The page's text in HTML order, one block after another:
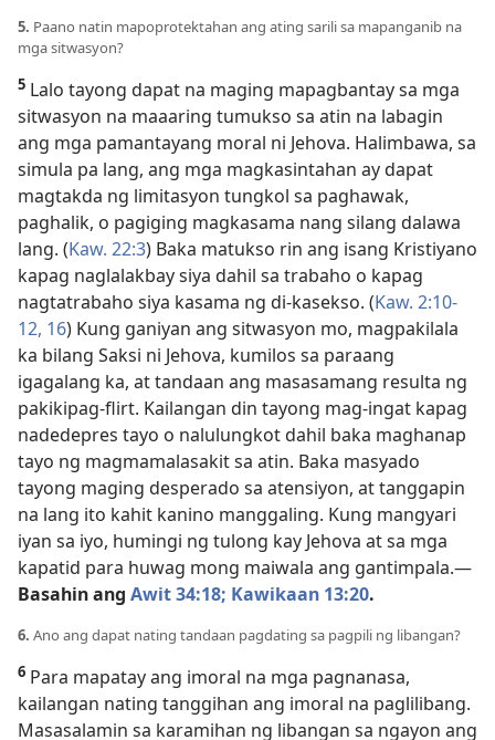
5. Paano natin mapoprotektahan ang ating sarili sa mapanganib na
mga sitwasyon?
5 Lalo tayong dapat na maging mapagbantay sa mga
sitwasyon na maaaring tumukso sa atin na labagin
ang mga pamantayang moral ni Jehova. Halimbawa, sa
simula pa lang, ang mga magkasintahan ay dapat
magtakda ng limitasyon tungkol sa paghawak,
paghalik, o pagiging magkasama nang silang dalawa
lang. (Kaw. 22:3) Baka matukso rin ang isang Kristiyano
kapag naglalakbay siya dahil sa trabaho o kapag
nagtatrabaho siya kasama ng di-kasekso. (Kaw. 2:10-
12, 16) Kung ganiyan ang sitwasyon mo, magpakilala
ka bilang Saksi ni Jehova, kumilos sa paraang
igagalang ka, at tandaan ang masasamang resulta ng
pakikipag-flirt. Kailangan din tayong mag-ingat kapag
nadedepres tayo o nalulungkot dahil baka maghanap
tayo ng magmamalasakit sa atin. Baka masyado
tayong maging desperado sa atensiyon, at tanggapin
na lang ito kahit kanino manggaling. Kung mangyari
iyan sa iyo, humingi ng tulong kay Jehova at sa mga
kapatid para huwag mong maiwala ang gantimpala.—
Basahin ang Awit 34:18; Kawikaan 13:20.
6. Ano ang dapat nating tandaan pagdating sa pagpili ng libangan?
6 Para mapatay ang imoral na mga pagnanasa,
kailangan nating tanggihan ang imoral na paglilibang.
Masasalamin sa karamihan ng libangan sa ngayon ang